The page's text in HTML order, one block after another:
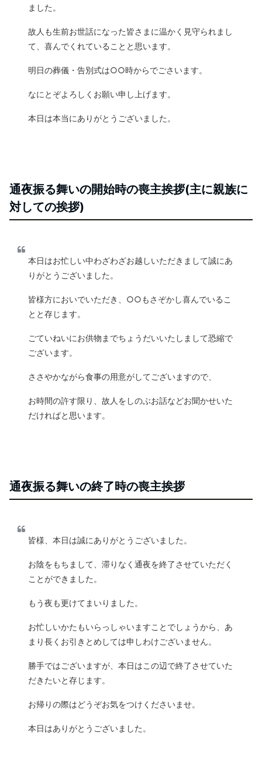
ました。
故人も生前お世話になった皆さまに温かく見守られまし
て、喜んでくれていることと思います。
明日の葬儀・告別式は○○時からでごさいます。
なにとぞよろしくお願い申し上げます。
本日は本当にありがとうございました。
通夜振る舞いの開始時の喪主挨拶(主に親族に
対しての挨拶)
本日はお忙しい中わざわざお越しいただきまして誠にあ
りがとうございました。
皆様方においでいただき、○○もさぞかし喜んでいるこ
とと存じます。
ごていねいにお供物までちょうだいいたしまして恐縮で
ございます。
ささやかながら食事の用意がしてございますので、
お時間の許す限り、故人をしのぶお話などお聞かせいた
だければと思います。
通夜振る舞いの終了時の喪主挨拶
皆様、本日は誠にありがとうございました。
お陰をもちまして、滞りなく通夜を終了させていただく
ことができました。
もう夜も更けてまいりました。
お忙しいかたもいらっしゃいますことでしょうから、あ
まり長くお引きとめしては申しわけございません。
勝手ではございますが、本日はこの辺で終了させていた
だきたいと存じます。
お帰りの際はどうぞお気をつけくださいませ。
本日はありがとうございました。